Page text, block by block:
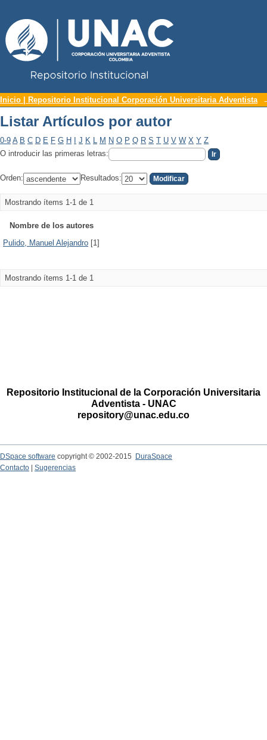
Listar Artículos por autor
Inicio | Repositorio Institucional Corporación Universitaria Adventista
Listar Artículos por autor
0-9 A B C D E F G H J K L M N O P Q R S T U V W X Y Z
O introducir las primeras letras:
Orden: Resultados:
Mostrando ítems 1-1 de 1
Nombre de los autores
Pulido, Manuel Alejandro [1]
Mostrando ítems 1-1 de 1
Repositorio Institucional de la Corporación Universitaria
Adventista - UNAC
repository@unac.edu.co
DSpace software copyright © 2002-2015
DuraSpace
Contacto
Sugerencias